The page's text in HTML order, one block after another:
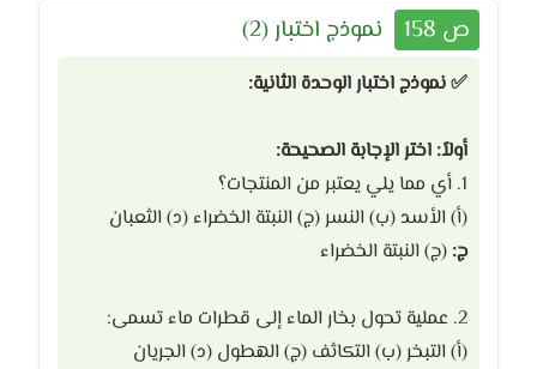
ص 158 نموذج اختبار (2)
✅ نموذج اختبار الوحدة الثانية:
أولاً: اختر الإجابة الصحيحة:
1. أي مما يلي يعتبر من المنتجات؟
(أ) الأسد (ب) النسر (ج) النبتة الخضراء (د) الثعبان
ج: (ج) النبتة الخضراء
2. عملية تحول بخار الماء إلى قطرات ماء تسمى:
(أ) التبخر (ب) التكاثف (ج) الهطول (د) الجريان